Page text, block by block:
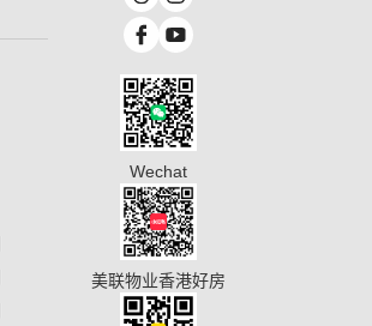
Wechat
美联物业香港好房